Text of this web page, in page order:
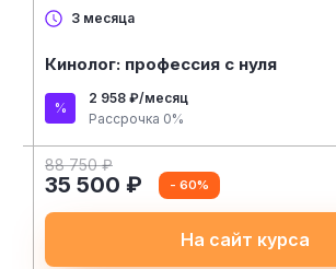
3 месяца
Кинолог: профессия с нуля
2 958 ₽/месяц
Рассрочка 0%
88 750 ₽
35 500 ₽ - 60%
На сайт курса